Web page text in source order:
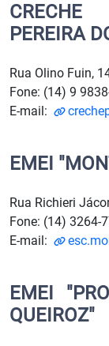
CRECHE
PEREIRA
Rua Olino Fuin,
Fone: (14) 9
E-mail:
EMEI
Rua Richieri
Fone: (14) 3264-
E-mail:
EMEI
QUEIROZ"